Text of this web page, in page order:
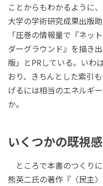
ことからもわかるように
大学の学術研究成果出版
「圧巻の情報量で『ネッ
ダーグラウンド』を描き
版」とPRしている。いわ
おり、きちんとした索引
げるには相当のエネルギ
か。
いくつかの既視感
ところで本書のつくり
熊英二氏の著作『〈民主